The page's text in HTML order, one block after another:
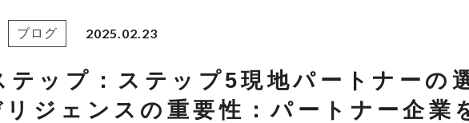
ブログ 2025.02.23
テップ：ステップ5現地パートナーの
ジェンスの重要性：パートナー企業